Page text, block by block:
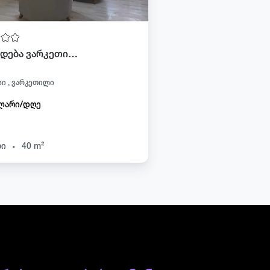
ქირავდება ვარკეთილში
, ვარკეთილი
დღე
. 40 m²